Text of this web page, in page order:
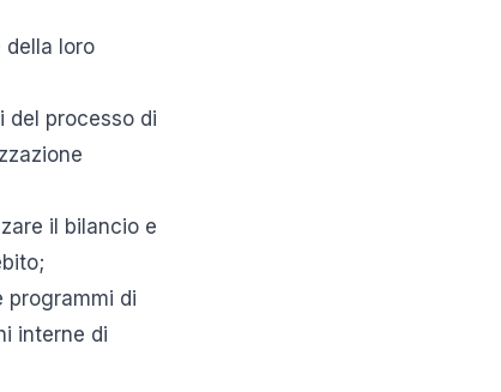
della loro
del processo di
il bilancio e
programmi di
interne di